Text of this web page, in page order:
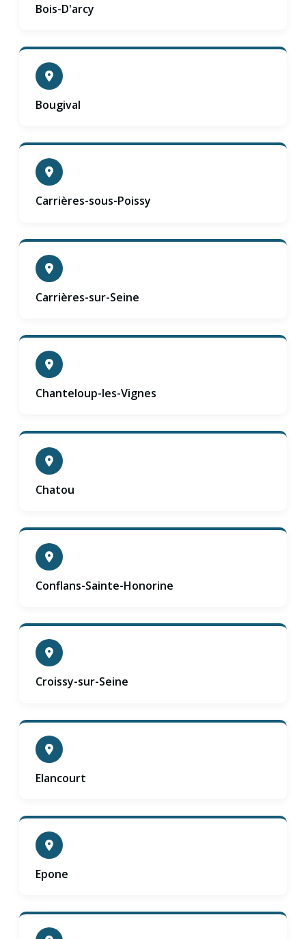
Bois-D'arcy
Bougival
Carrières-sous-Poissy
Carrières-sur-Seine
Chanteloup-les-Vignes
Chatou
Conflans-Sainte-Honorine
Croissy-sur-Seine
Elancourt
Epone